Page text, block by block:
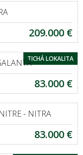
209.000 €
TICHÁ LOKALITA
83.000 €
- NITRA
83.000 €